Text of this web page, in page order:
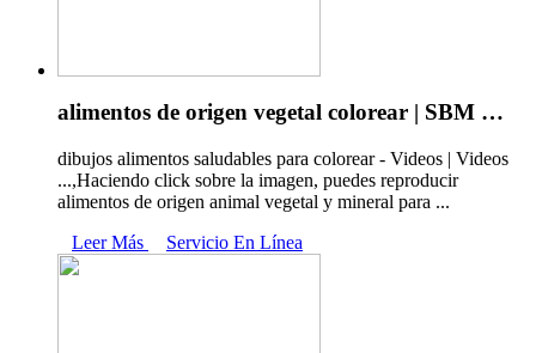
alimentos de origen vegetal colorear | SBM …
dibujos alimentos saludables para colorear - Videos | Videos
...,Haciendo click sobre la imagen, puedes reproducir
alimentos de origen animal vegetal y mineral para ...
Leer Más
Servicio En Línea